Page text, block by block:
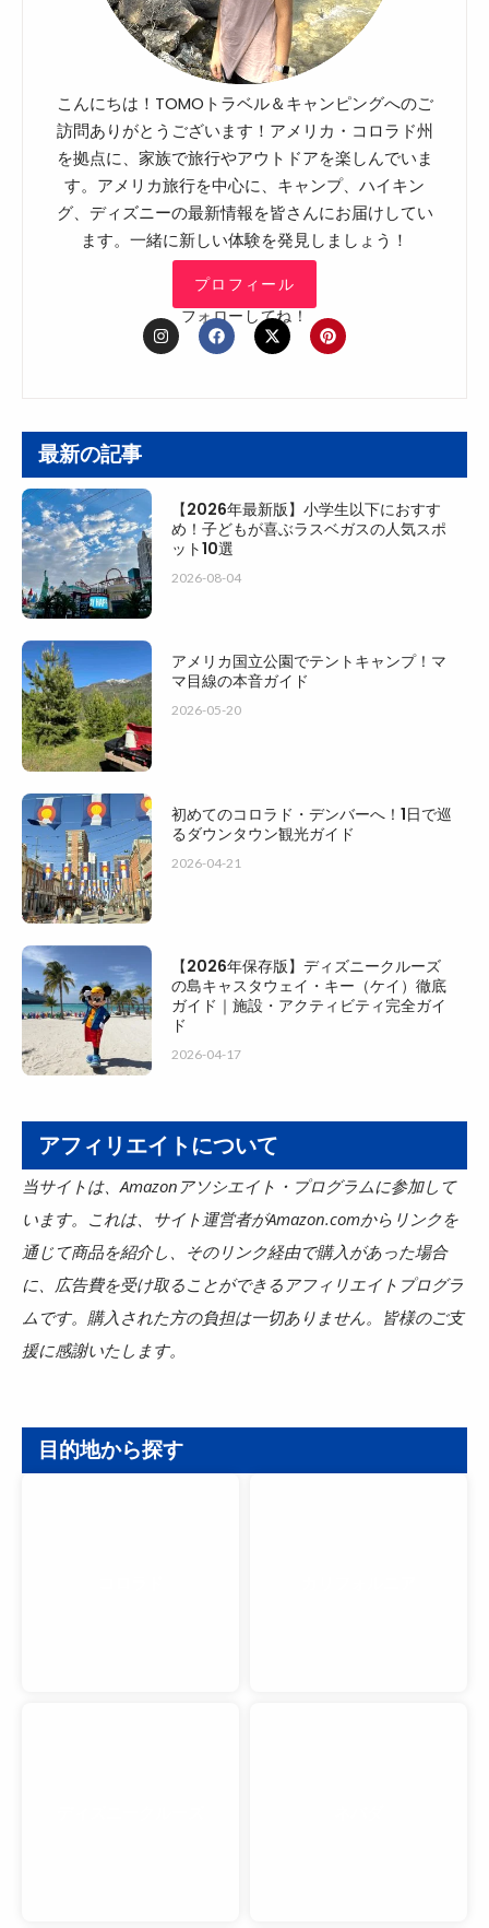
こんにちは！TOMOトラベル＆キャンピングへのご
訪問ありがとうございます！アメリカ・コロラド州
を拠点に、家族で旅行やアウトドアを楽しんでいま
す。アメリカ旅行を中心に、キャンプ、ハイキン
グ、ディズニーの最新情報を皆さんにお届けしてい
ます。一緒に新しい体験を発見しましょう！
プロフィール
フォローしてね！
I
n
s
a
F
a
c
k
X
-
t
e
P
i
n
s
最新の記事
【2026年最新版】小学生以下におすす
め！子どもが喜ぶラスベガスの人気スポ
ット10選
2026-08-04
アメリカ国立公園でテントキャンプ！マ
マ目線の本音ガイド
2026-05-20
初めてのコロラド・デンバーへ！1日で巡
るダウンタウン観光ガイド
2026-04-21
【2026年保存版】ディズニークルーズ
の島キャスタウェイ・キー（ケイ）徹底
ガイド｜施設・アクティビティ完全ガイ
ド
2026-04-17
アフィリエイトについて
当サイトは、Amazonアソシエイト・プログラムに参加して
います。これは、サイト運営者がAmazon.comからリンクを
通じて商品を紹介し、そのリンク経由で購入があった場合
に、広告費を受け取ることができるアフィリエイトプログラ
ムです。購入された方の負担は一切ありません。皆様のご支
援に感謝いたします。
目的地から探す